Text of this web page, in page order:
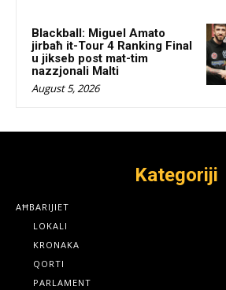
Blackball: Miguel Amato
jirbaħ it-Tour 4 Ranking Final
u jikseb post mat-tim
nazzjonali Malti
August 5, 2026
Kategoriji
AĦBARIJIET
LOKALI
KRONAKA
QORTI
PARLAMENT